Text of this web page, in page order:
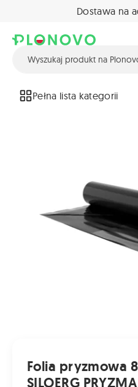
Dostawa na
Pełna lista kategorii
Folia pryzmowa
SILOERG PRYZMA